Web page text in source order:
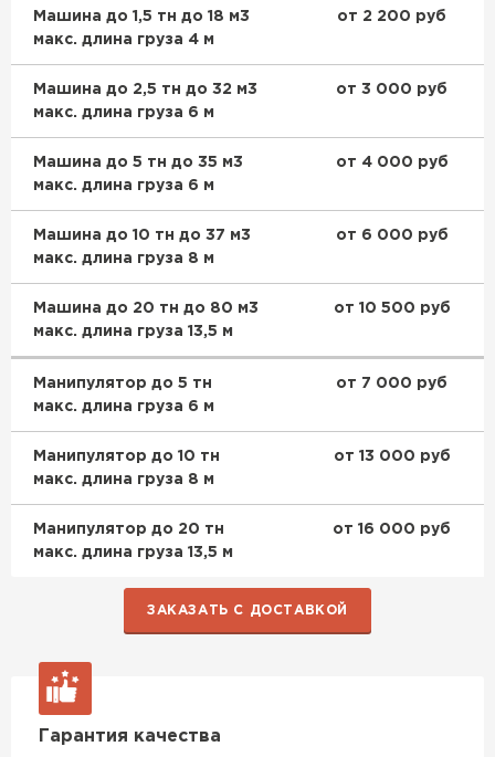
Машина до 1,5 тн до 18 м3
макс. длина груза 4 м
от 2 200 руб
Машина до 2,5 тн до 32 м3
макс. длина груза 6 м
от 3 000 руб
Машина до 5 тн до 35 м3
макс. длина груза 6 м
от 4 000 руб
Машина до 10 тн до 37 м3
макс. длина груза 8 м
от 6 000 руб
Машина до 20 тн до 80 м3
макс. длина груза 13,5 м
от 10 500 руб
Манипулятор до 5 тн
макс. длина груза 6 м
от 7 000 руб
Манипулятор до 10 тн
макс. длина груза 8 м
от 13 000 руб
Манипулятор до 20 тн
макс. длина груза 13,5 м
от 16 000 руб
ЗАКАЗАТЬ С ДОСТАВКОЙ
Гарантия качества
ПЕРЕЙТИ